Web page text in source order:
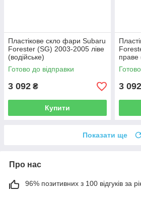
Пластікове скло фари Subaru
Forester (SG) 2003-2005 ліве
(водійське)
Готово до відправки
3 092 ₴
Купити
праве
3 092
Показати ще
Про нас
96% позитивних з 100 відгуків за